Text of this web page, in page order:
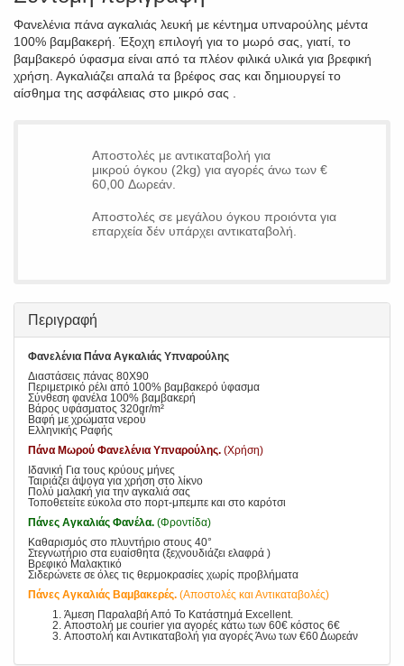
Φανελένια πάνα αγκαλιάς λευκή με κέντημα υπναρούλης μέντα
100% βαμβακερή. Έξοχη επιλογή για το μωρό σας, γιατί, το
βαμβακερό ύφασμα είναι από τα πλέον φιλικά υλικά για βρεφική
χρήση. Αγκαλιάζει απαλά τα βρέφος σας και δημιουργεί το
αίσθημα της ασφάλειας στο μικρό σας .
Αποστολές με αντικαταβολή για
μικρού όγκου (2kg) για αγορές άνω των €
60,00 Δωρεάν.
Αποστολές σε μεγάλου όγκου προιόντα για
επαρχεία δέν υπάρχει αντικαταβολή.
Περιγραφή
Φανελένια Πάνα Αγκαλιάς Υπναρούλης
Διαστάσεις πάνας 80Χ90
Περιμετρικό ρέλι από 100% βαμβακερό ύφασμα
Σύνθεση φανέλα 100% βαμβακερή
Βάρος υφάσματος 320gr/m²
Βαφή με χρώματα νερού
Ελληνικής Ραφής
Πάνα Μωρού Φανελένια Υπναρούλης. (Χρήση)
Ιδανική Για τους κρύους μήνες
Ταιριάζει άψογα για χρήση στο λίκνο
Πολύ μαλακή για την αγκαλιά σας
Τοποθετείτε εύκολα στο πορτ-μπεμπε και στο καρότσι
Πάνες Αγκαλιάς Φανέλα. (Φροντίδα)
Καθαρισμός στο πλυντήριο στους 40°
Στεγνωτήριο στα ευαίσθητα (ξεχνουδιάζει ελαφρά )
Βρεφικό Μαλακτικό
Σιδερώνετε σε όλες τις θερμοκρασίες χωρίς προβλήματα
Πάνες Αγκαλιάς Βαμβακερές. (Αποστολές και Αντικαταβολές)
Άμεση Παραλαβή Από Το Κατάστημά Excellent.
Αποστολή με courier για αγορές κάτω των 60€ κόστος 6€
Αποστολή και Αντικαταβολή για αγορές Άνω των €60 Δωρεάν